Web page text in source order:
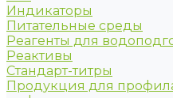
Индикаторы
Питательные среды
Реагенты для
Реактивы
Стандарт-титры
Продукция для